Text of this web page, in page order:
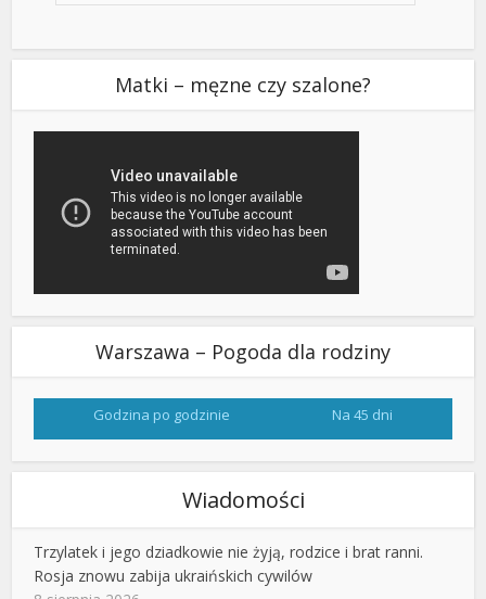
Matki – męzne czy szalone?
Warszawa – Pogoda dla rodziny
Godzina po godzinie Na 45 dni
Wiadomości
Trzylatek i jego dziadkowie nie żyją, rodzice i brat ranni.
Rosja znowu zabija ukraińskich cywilów